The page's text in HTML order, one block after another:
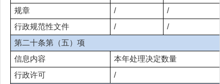
规章 /
/
行政规范性文件
/
/
第二十条第（五）项
信息内容
本年处理决定数量
行政许可
/